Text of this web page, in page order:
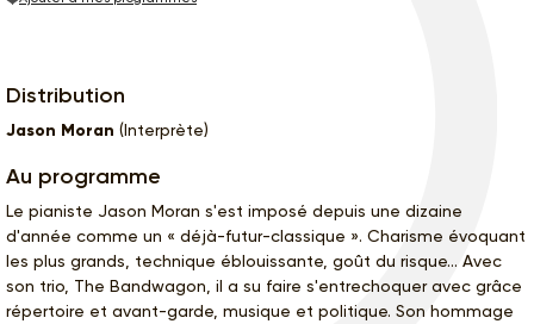
Distribution
Jason Moran (Interprète)
Au programme
Le pianiste Jason Moran s'est imposé depuis une dizaine
d'année comme un « déjà-futur-classique ». Charisme évoquant
les plus grands, technique éblouissante, goût du risque... Avec
son trio, The Bandwagon, il a su faire s'entrechoquer avec grâce
répertoire et avant-garde, musique et politique. Son hommage